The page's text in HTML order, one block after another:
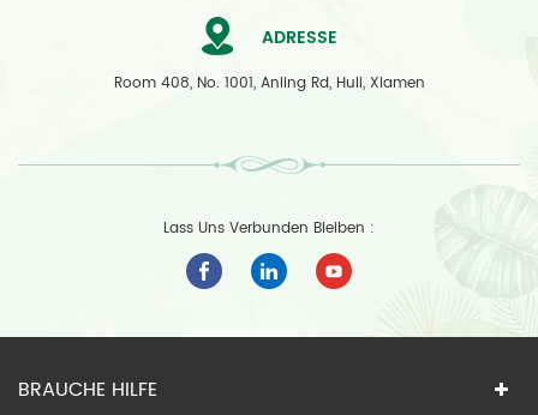
ADRESSE
Room 408, No. 1001, Anling Rd, Huli, Xiamen
Lass Uns Verbunden Bleiben :
BRAUCHE HILFE